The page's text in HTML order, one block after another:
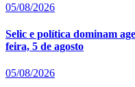
05/08/2026
Selic e política dominam
feira, 5 de agosto
05/08/2026